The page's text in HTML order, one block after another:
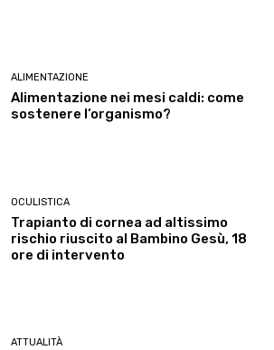
ALIMENTAZIONE
Alimentazione nei mesi caldi: come
sostenere l’organismo?
OCULISTICA
Trapianto di cornea ad altissimo
rischio riuscito al Bambino Gesù, 18
ore di intervento
ATTUALITÀ